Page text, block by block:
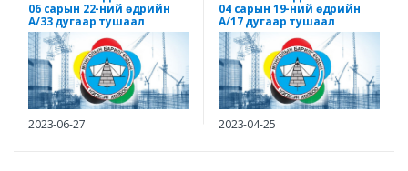
06 сарын 22-ний өдрийн
А/33 дугаар тушаал
2023-06-27
04 сарын 19-ний өдрийн
А/17 дугаар тушаал
2023-04-25